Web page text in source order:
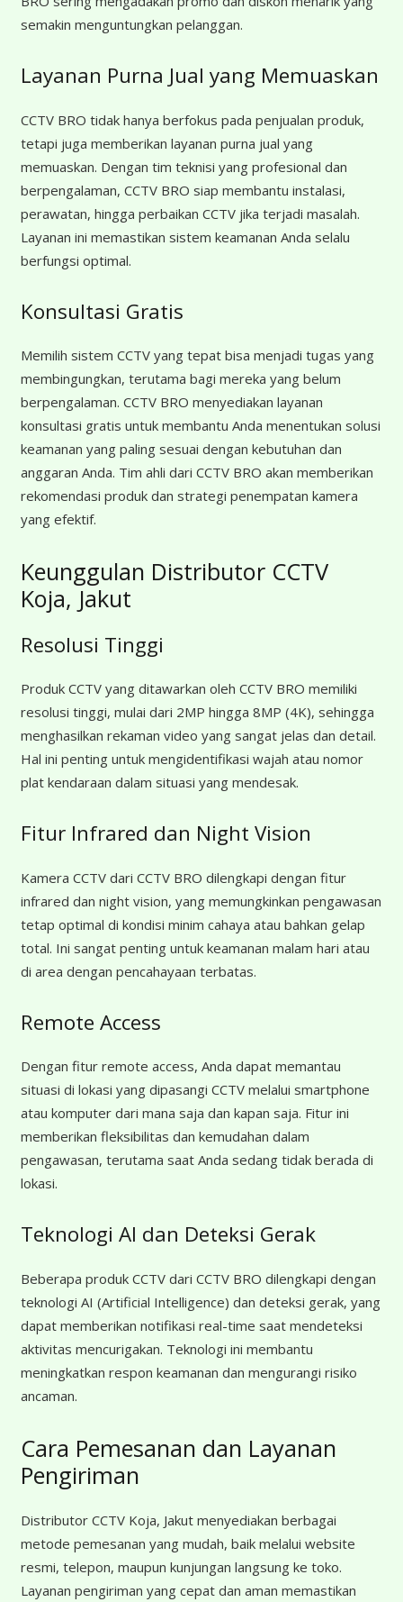
semakin menguntungkan pelanggan.
Layanan Purna Jual yang Memuaskan
CCTV BRO tidak hanya berfokus pada penjualan produk,
tetapi juga memberikan layanan purna jual yang
memuaskan. Dengan tim teknisi yang profesional dan
berpengalaman, CCTV BRO siap membantu instalasi,
perawatan, hingga perbaikan CCTV jika terjadi masalah.
Layanan ini memastikan sistem keamanan Anda selalu
berfungsi optimal.
Konsultasi Gratis
Memilih sistem CCTV yang tepat bisa menjadi tugas yang
membingungkan, terutama bagi mereka yang belum
berpengalaman. CCTV BRO menyediakan layanan
konsultasi gratis untuk membantu Anda menentukan solusi
keamanan yang paling sesuai dengan kebutuhan dan
anggaran Anda. Tim ahli dari CCTV BRO akan memberikan
rekomendasi produk dan strategi penempatan kamera
yang efektif.
Keunggulan Distributor CCTV
Koja, Jakut
Resolusi Tinggi
Produk CCTV yang ditawarkan oleh CCTV BRO memiliki
resolusi tinggi, mulai dari 2MP hingga 8MP (4K), sehingga
menghasilkan rekaman video yang sangat jelas dan detail.
Hal ini penting untuk mengidentifikasi wajah atau nomor
plat kendaraan dalam situasi yang mendesak.
Fitur Infrared dan Night Vision
Kamera CCTV dari CCTV BRO dilengkapi dengan fitur
infrared dan night vision, yang memungkinkan pengawasan
tetap optimal di kondisi minim cahaya atau bahkan gelap
total. Ini sangat penting untuk keamanan malam hari atau
di area dengan pencahayaan terbatas.
Remote Access
Dengan fitur remote access, Anda dapat memantau
situasi di lokasi yang dipasangi CCTV melalui smartphone
atau komputer dari mana saja dan kapan saja. Fitur ini
memberikan fleksibilitas dan kemudahan dalam
pengawasan, terutama saat Anda sedang tidak berada di
lokasi.
Teknologi AI dan Deteksi Gerak
Beberapa produk CCTV dari CCTV BRO dilengkapi dengan
teknologi AI (Artificial Intelligence) dan deteksi gerak, yang
dapat memberikan notifikasi real-time saat mendeteksi
aktivitas mencurigakan. Teknologi ini membantu
meningkatkan respon keamanan dan mengurangi risiko
ancaman.
Cara Pemesanan dan Layanan
Pengiriman
Distributor CCTV Koja, Jakut menyediakan berbagai
metode pemesanan yang mudah, baik melalui website
resmi, telepon, maupun kunjungan langsung ke toko.
Layanan pengiriman yang cepat dan aman memastikan